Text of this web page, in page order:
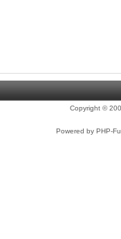
Copyright ©
Powered by PHP-